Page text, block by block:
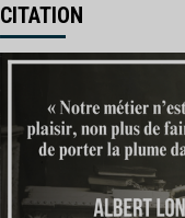
CITATION